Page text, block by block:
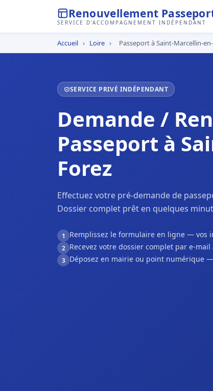
Renouvellement
SERVICE D'ACCOMPAGNEMENT INDÉPENDANT
Accueil › Loire › Passeport à Saint-Marcellin-
SERVICE PRIVÉ INDÉPENDANT
Demande /
Passeport à
Forez
Effectuez votre pré-demande de
Dossier complet prêt en quelques
1 Remplissez le formulaire en ligne — vos
2 Recevez votre dossier complet par e-
3 Déposez en mairie ou point numérique